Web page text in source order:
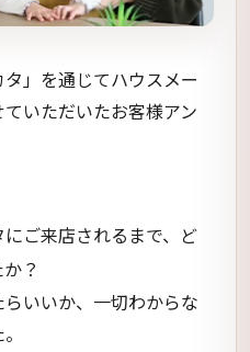
タ」を通じてハウスメー
いただいたお客様アン
ご来店されるまで、ど
？
いいか、一切わからな